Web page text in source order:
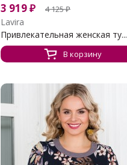
3 919₽ 4 125₽
Lavira
Привлекательная женская ту...
В корзину